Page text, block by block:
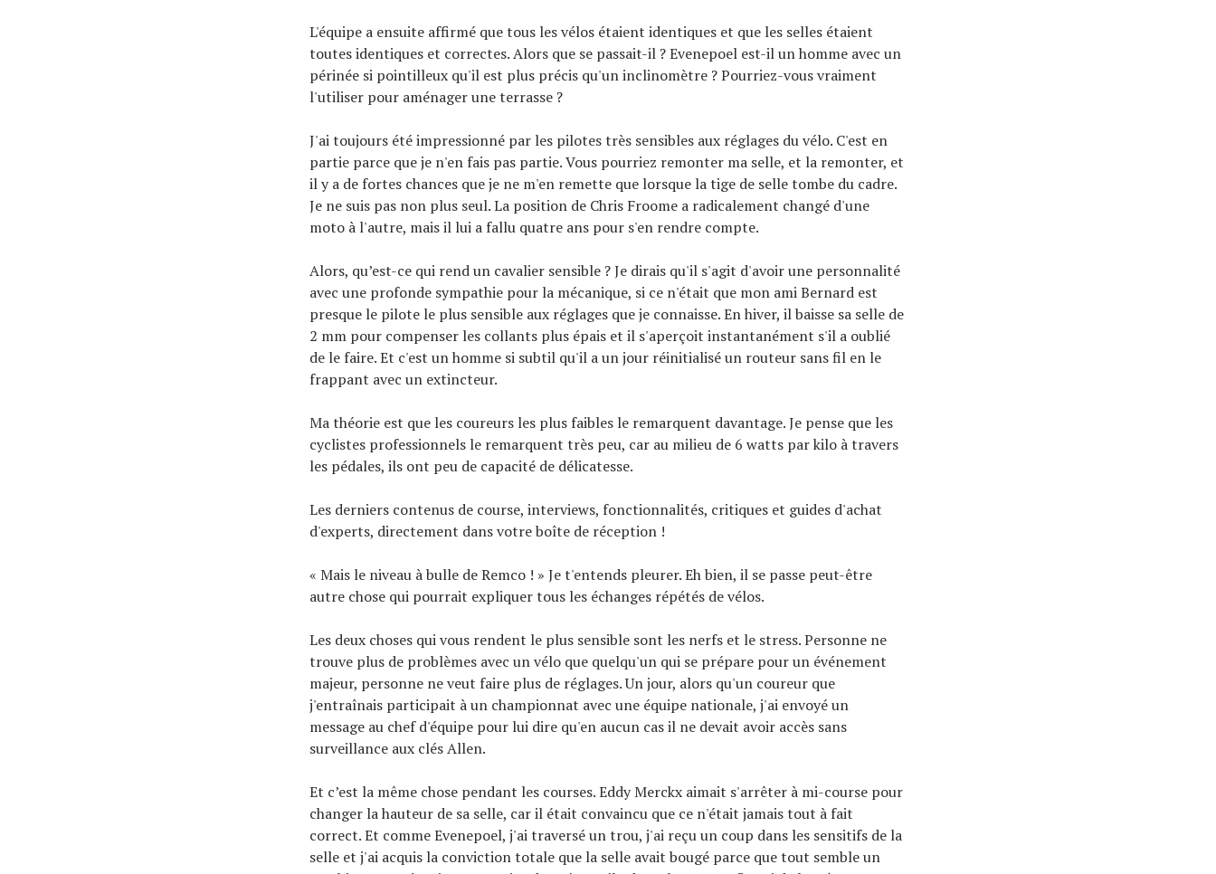
L'équipe a ensuite affirmé que tous les vélos étaient identiques et que les selles étaient
toutes identiques et correctes. Alors que se passait-il ? Evenepoel est-il un homme avec un
périnée si pointilleux qu'il est plus précis qu'un inclinomètre ? Pourriez-vous vraiment
l'utiliser pour aménager une terrasse ?
J'ai toujours été impressionné par les pilotes très sensibles aux réglages du vélo. C'est en
partie parce que je n'en fais pas partie. Vous pourriez remonter ma selle, et la remonter, et
il y a de fortes chances que je ne m'en remette que lorsque la tige de selle tombe du cadre.
Je ne suis pas non plus seul. La position de Chris Froome a radicalement changé d'une
moto à l'autre, mais il lui a fallu quatre ans pour s'en rendre compte.
Alors, qu’est-ce qui rend un cavalier sensible ? Je dirais qu'il s'agit d'avoir une personnalité
avec une profonde sympathie pour la mécanique, si ce n'était que mon ami Bernard est
presque le pilote le plus sensible aux réglages que je connaisse. En hiver, il baisse sa selle de
2 mm pour compenser les collants plus épais et il s'aperçoit instantanément s'il a oublié
de le faire. Et c'est un homme si subtil qu'il a un jour réinitialisé un routeur sans fil en le
frappant avec un extincteur.
Ma théorie est que les coureurs les plus faibles le remarquent davantage. Je pense que les
cyclistes professionnels le remarquent très peu, car au milieu de 6 watts par kilo à travers
les pédales, ils ont peu de capacité de délicatesse.
Les derniers contenus de course, interviews, fonctionnalités, critiques et guides d'achat
d'experts, directement dans votre boîte de réception !
« Mais le niveau à bulle de Remco ! » Je t'entends pleurer. Eh bien, il se passe peut-être
autre chose qui pourrait expliquer tous les échanges répétés de vélos.
Les deux choses qui vous rendent le plus sensible sont les nerfs et le stress. Personne ne
trouve plus de problèmes avec un vélo que quelqu'un qui se prépare pour un événement
majeur, personne ne veut faire plus de réglages. Un jour, alors qu'un coureur que
j'entraînais participait à un championnat avec une équipe nationale, j'ai envoyé un
message au chef d'équipe pour lui dire qu'en aucun cas il ne devait avoir accès sans
surveillance aux clés Allen.
Et c’est la même chose pendant les courses. Eddy Merckx aimait s'arrêter à mi-course pour
changer la hauteur de sa selle, car il était convaincu que ce n'était jamais tout à fait
correct. Et comme Evenepoel, j'ai traversé un trou, j'ai reçu un coup dans les sensitifs de la
selle et j'ai acquis la conviction totale que la selle avait bougé parce que tout semble un